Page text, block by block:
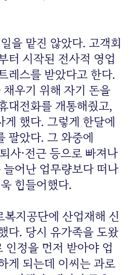
을 맡진 않았다. 고객회
터 시작된 전사적 영업
레스를 받았다고 한다.
채우기 위해 자기 돈을
대전화를 개통해줬고,
했다. 그렇게 한달에
팔았다. 그 와중에
사·전근 등으로 빠져나
어난 업무량보다 떠나
힘들어했다.
지공단에 산업재해 신
다. 당시 유가족을 도왔
인정을 먼저 받아야 업
게 되는데 이씨는 과로